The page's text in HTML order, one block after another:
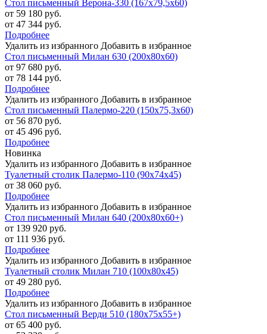
Стол письменный Верона-330 (167х79,5х60)
от 59 180 руб.
от 47 344 руб.
Подробнее
Удалить из избранного Добавить в избранное
Стол письменный Милан 630 (200х80х60)
от 97 680 руб.
от 78 144 руб.
Подробнее
Удалить из избранного Добавить в избранное
Стол письменный Палермо-220 (150х75,3х60)
от 56 870 руб.
от 45 496 руб.
Подробнее
Новинка
Удалить из избранного Добавить в избранное
Туалетный столик Палермо-110 (90х74х45)
от 38 060 руб.
Подробнее
Удалить из избранного Добавить в избранное
Стол письменный Милан 640 (200х80х60+)
от 139 920 руб.
от 111 936 руб.
Подробнее
Удалить из избранного Добавить в избранное
Туалетный столик Милан 710 (100х80х45)
от 49 280 руб.
Подробнее
Удалить из избранного Добавить в избранное
Стол письменный Верди 510 (180х75х55+)
от 65 400 руб.